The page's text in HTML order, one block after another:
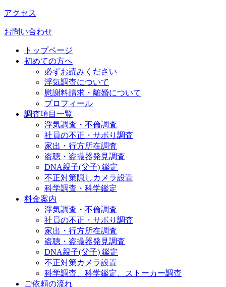
アクセス
お問い合わせ
トップページ
初めての方へ
必ずお読みください
浮気調査について
慰謝料請求・離婚について
プロフィール
調査項目一覧
浮気調査・不倫調査
社員の不正・サボり調査
家出・行方所在調査
盗聴・盗撮器発見調査
DNA親子(父子) 鑑定
不正対策隠しカメラ設置
科学調査・科学鑑定
料金案内
浮気調査・不倫調査
社員の不正・サボり調査
家出・行方所在調査
盗聴・盗撮器発見調査
DNA親子(父子) 鑑定
不正対策カメラ設置
科学調査、科学鑑定、ストーカー調査
ご依頼の流れ